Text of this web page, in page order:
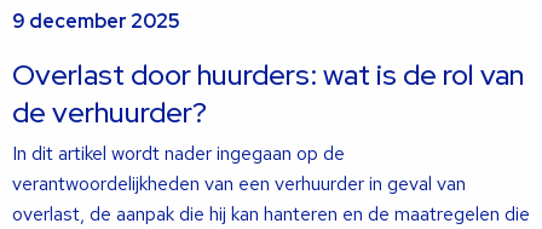
meer
9 december 2025
Overlast door huurders: wat is de rol van
de verhuurder?
In dit artikel wordt nader ingegaan op de
verantwoordelijkheden van een verhuurder in geval van
overlast, de aanpak die hij kan hanteren en de maatregelen die